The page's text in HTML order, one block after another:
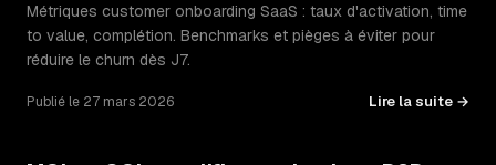
Métriques customer onboarding SaaS : taux d'activation, time
to value, complétion. Benchmarks et pièges à éviter pour
réduire le churn dès J7.
Publié le 27 mars 2026 Lire la suite →